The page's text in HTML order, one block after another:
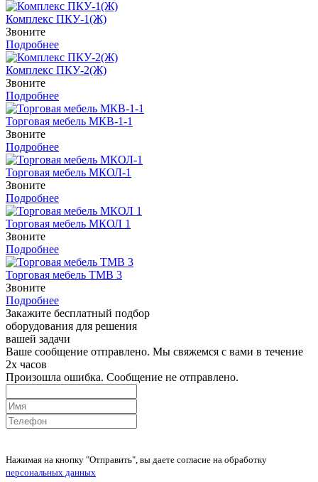
Комплекс ПКУ-1(Ж)
Звоните
Подробнее
Комплекс ПКУ-2(Ж)
Звоните
Подробнее
Торговая мебель МКВ-1-1
Звоните
Подробнее
Торговая мебель МКОЛ-1
Звоните
Подробнее
Торговая мебель МКОЛ 1
Звоните
Подробнее
Торговая мебель ТМВ 3
Звоните
Подробнее
Закажите бесплатный подбор
оборудования для решения
вашей задачи
Ваше сообщение отправлено. Мы свяжемся с вами в течение
2х часов
Произошла ошибка. Сообщение не отправлено.
Нажимая на кнопку "Отправить", вы даете согласие на обработку
персональных данных